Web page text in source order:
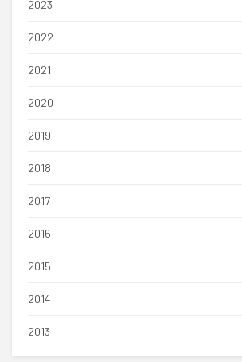
2023
2022
2021
2020
2019
2018
2017
2016
2015
2014
2013